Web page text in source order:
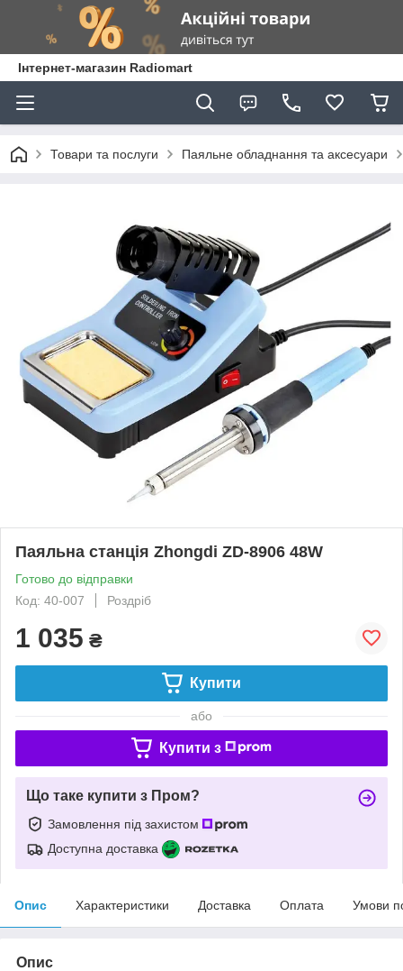
Інтернет-магазин Radiomart
Товари та послуги Паяльне обладнання та аксесуари
Паяльна станція Zhongdi ZD-8906 48W
Готово до відправки
Код: 40-007
Роздріб
1 035 ₴
Купити
або
Купити з
Що таке купити з Пром?
Замовлення під захистом
Доступна доставка
Опис Характеристики Доставка Оплата Умови
Опис